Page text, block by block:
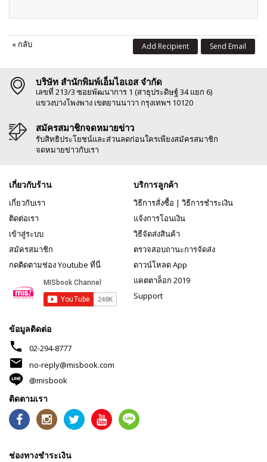
« กลับ Send Email
Add Recipient
บริษัท สำนักพิมพ์เอ็มไอเอส จำกัด
เลขที่ 213/3 ซอยพัฒนาการ 1 (สาธุประดิษฐ์ 34 แยก 6)
แขวงบางโพงพาง เขตยานนาวา กรุงเทพฯ 10120
สมัครสมาชิกจดหมายข่าว
รับสิทธิประโยชน์และส่วนลดก่อนใครเพียงสมัครสมาชิก
จดหมายข่าวกับเรา
เกี่ยวกับร้าน
เกี่ยวกับเรา
ติดต่อเรา
เข้าสู่ระบบ
สมัครสมาชิก
กดติดตามช่อง Youtube ที่นี่
บริการลูกค้า
วิธีการสั่งซื้อ | วิธีการชำระเงิน
แจ้งการโอนเงิน
วิธีจัดส่งสินค้า
ตรวจสอบถานะการจัดส่ง
ดาวน์โหลด App
แคตตาล็อก 2019
Support
ข้อมูลติดต่อ
phone 02-294-8777
mail
no-reply@misbook.com
@misbook
ติดตามเรา
ช่องทางชำระเงิน